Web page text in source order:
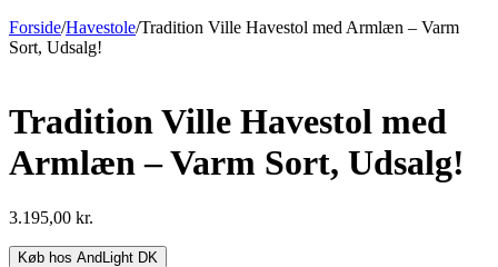
Forside/Havestole/Tradition Ville Havestol med Armlæn – Varm
Sort, Udsalg!
Tradition Ville Havestol med
Armlæn – Varm Sort, Udsalg!
3.195,00 kr.
Køb hos AndLight DK